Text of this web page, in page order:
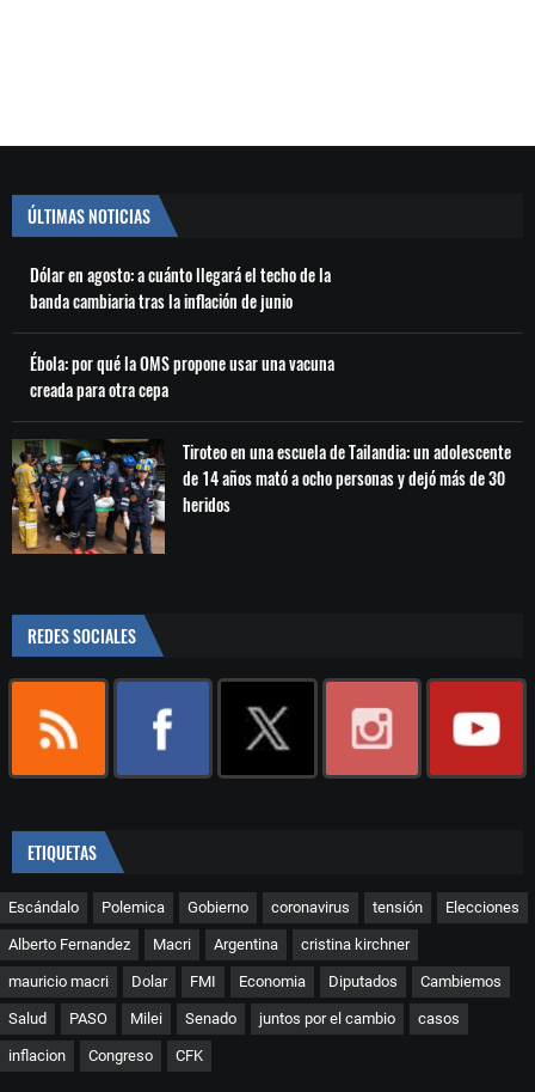
ÚLTIMAS NOTICIAS
Dólar en agosto: a cuánto llegará el techo de la
banda cambiaria tras la inflación de junio
Ébola: por qué la OMS propone usar una vacuna
creada para otra cepa
Tiroteo en una escuela de Tailandia: un adolescente
de 14 años mató a ocho personas y dejó más de 30
heridos
REDES SOCIALES
ETIQUETAS
Escándalo Polemica Gobierno coronavirus tensión Elecciones
Alberto Fernandez Macri Argentina cristina kirchner
mauricio macri Dolar FMI Economia Diputados Cambiemos
Salud PASO Milei Senado juntos por el cambio casos
inflacion Congreso CFK